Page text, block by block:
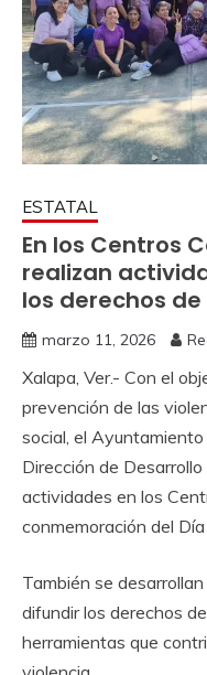
ESTATAL
En los Centros
realizan
los derechos
marzo 11, 2026
Xalapa, Ver.- Con el
prevención de las
social, el
Dirección de
actividades en los
conmemoración del
También se
difundir los derechos
herramientas que